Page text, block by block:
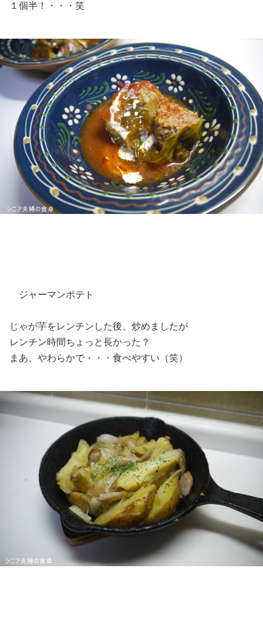
１個半！・・・笑
ジャーマンポテト
じゃが芋をレンチンした後、炒めましたが
レンチン時間ちょっと長かった？
まあ、やわらかで・・・食べやすい（笑）